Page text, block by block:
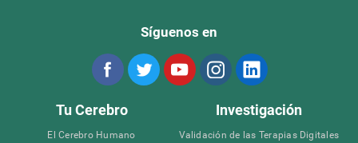
Síguenos en
Tu Cerebro
El Cerebro Humano
Investigación
Validación de las Terapias Digitales